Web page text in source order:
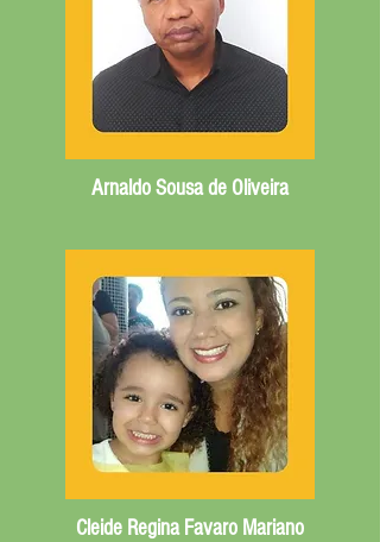
Arnaldo Sousa de Oliveira
Cleide Regina Favaro Mariano